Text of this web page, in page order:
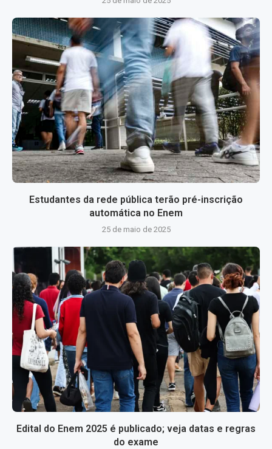
Estudantes da rede pública terão pré-inscrição
automática no Enem
25 de maio de 2025
Edital do Enem 2025 é publicado; veja datas e regras
do exame